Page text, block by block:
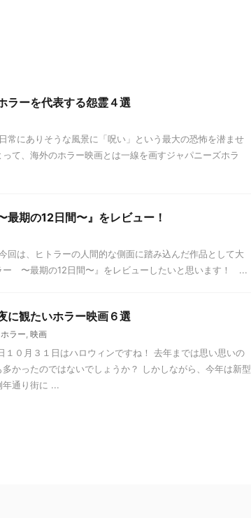
ラーを代表する怨霊４選
にありそうな風景に「呪い」という最大の恐怖を潜ませ
て、海外のホラー映画とは一線を画すジャパニーズホラ
最期の12日間〜』をレビュー！
は、ヒトラーの人間的な側面に踏み込んだ作品として大
ー 〜最期の12日間〜』をレビューしたいと思います！ ...
に観たいホラー映画６選
ホラー, 映画
１０月３１日はハロウィンですね！ 去年までは思い思いの
かったのではないでしょうか？ しかしながら、今年は新型
年通り街に ...